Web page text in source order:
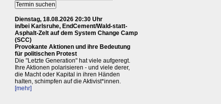
Dienstag, 18.08.2026 20:30 Uhr
in/bei Karlsruhe, EndCement/Wald-statt-
Asphalt-Zelt auf dem System Change Camp
(SCC)
Provokante Aktionen und ihre Bedeutung
für politischen Protest
Die "Letzte Generation" hat viele aufgeregt.
Ihre Aktionen polarisieren - und viele derer,
die Macht oder Kapital in ihren Händen
halten, schimpfen auf die Aktivist*innen.
[mehr]